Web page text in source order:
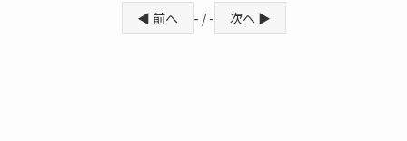
◀ 前へ - / - 次へ ▶